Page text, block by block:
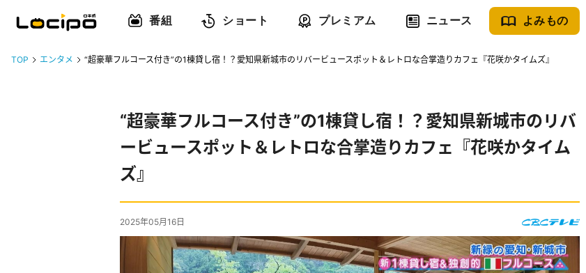
番組 ショート プレミアム ニュース よみもの
TOP エンタメ “超豪華フルコース付き”の1棟貸し宿！？愛知県新城市のリバービュースポット＆レトロな合掌造りカフェ『花咲かタイムズ』
“超豪華フルコース付き”の1棟貸し宿！？愛知県新城市のリバ
ービュースポット＆レトロな合掌造りカフェ『花咲かタイム
ズ』
2025年05月16日